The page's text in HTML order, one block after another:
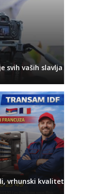
svih vaših slavlja
vrhunski kvalitet